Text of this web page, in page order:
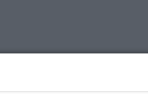
bolesny dla polskiej
będzie parcie na wyższe
dynamiki wzrostu –